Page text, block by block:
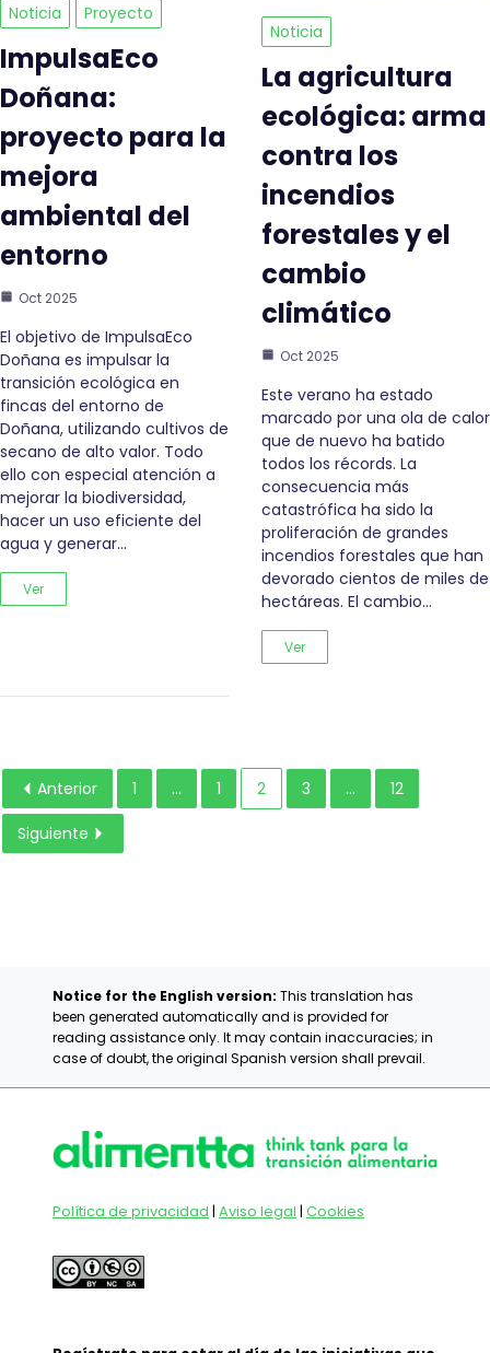
Noticia Proyecto
ImpulsaEco
Doñana:
proyecto para la
mejora
ambiental del
entorno
Oct 2025
El objetivo de ImpulsaEco
Doñana es impulsar la
transición ecológica en
fincas del entorno de
Doñana, utilizando cultivos de
secano de alto valor. Todo
ello con especial atención a
mejorar la biodiversidad,
hacer un uso eficiente del
agua y generar…
Ver
Noticia
La agricultura
ecológica: arma
contra los
incendios
forestales y el
cambio
climático
Oct 2025
Este verano ha estado
marcado por una ola de calor
que de nuevo ha batido
todos los récords. La
consecuencia más
catastrófica ha sido la
proliferación de grandes
incendios forestales que han
devorado cientos de miles de
hectáreas. El cambio…
Ver
Anterior 1 ... 1 2 3 ... 12
Siguiente
Notice for the English version: This translation has
been generated automatically and is provided for
reading assistance only. It may contain inaccuracies; in
case of doubt, the original Spanish version shall prevail.
Política de privacidad | Aviso legal | Cookies